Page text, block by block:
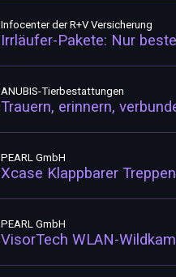
Infocenter der R+V Versicherung
Irrläufer-Pakete: Nur
ANUBIS-Tierbestattungen
Trauern, erinnern,
PEARL GmbH
Xcase Klappbarer
PEARL GmbH
VisorTech WLAN-